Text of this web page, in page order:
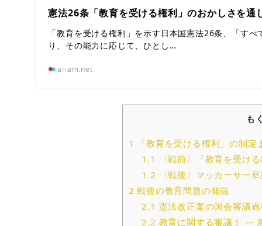
憲法26条「教育を受ける権利」のおかしさを通
「教育を受ける権利」を示す日本国憲法26条、「す
り、その能力に応じて、ひとし…
ai-am.net
も
1
「教育を受ける権利」の制定
1.1
〈戦前〉「教育を受け
1.2 〈戦後〉マッカーサー
2 戦後の教育問題の発端
2.1 憲法改正案の国会審議
2.2 教育に関する審議１ —